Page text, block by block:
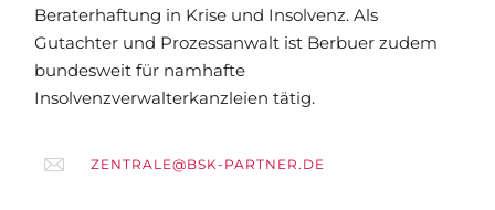
Beraterhaftung in Krise und Insolvenz. Als
Gutachter und Prozessanwalt ist Berbuer zudem
bundesweit für namhafte
Insolvenzverwalterkanzleien tätig.
ZENTRALE@BSK-PARTNER.DE